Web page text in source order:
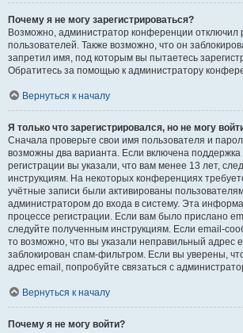
Почему я не могу зарегистрироваться?
Возможно, администратор конференции отключил
пользователей. Также возможно, что он
запретил имя, под которым вы пытаетесь
Обратитесь за помощью к администратору
Вернуться к началу
Я только что зарегистрировался, но не могу
Сначала проверьте свои имя пользователя и
возможны два варианта. Если включена поддержка
регистрации вы указали, что вам менее 13 лет,
инструкциям. На некоторых конференциях
учётные записи были активированы
администратором до входа в систему. Эта
процессе регистрации. Если вам было прислано
следуйте полученным инструкциям. Если email-
то возможно, что вы указали неправильный адрес
заблокирован спам-фильтром. Если вы уверены,
адрес email, попробуйте связаться с
Вернуться к началу
Почему я не могу войти?